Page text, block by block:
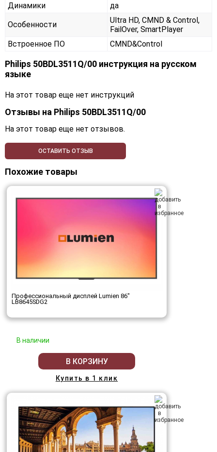
Динамики да
Особенности
Ultra HD, CMND & Control,
FailOver, SmartPlayer
Встроенное ПО
CMND&Control
Philips 50BDL3511Q/00 инструкция на русском
языке
На этот товар еще нет инструкций
Отзывы на Philips 50BDL3511Q/00
На этот товар еще нет отзывов.
ОСТАВИТЬ ОТЗЫВ
Похожие товары
Профессиональный дисплей Lumien 86"
LB8645SDG2
В наличии
В КОРЗИНУ
Купить в 1 клик